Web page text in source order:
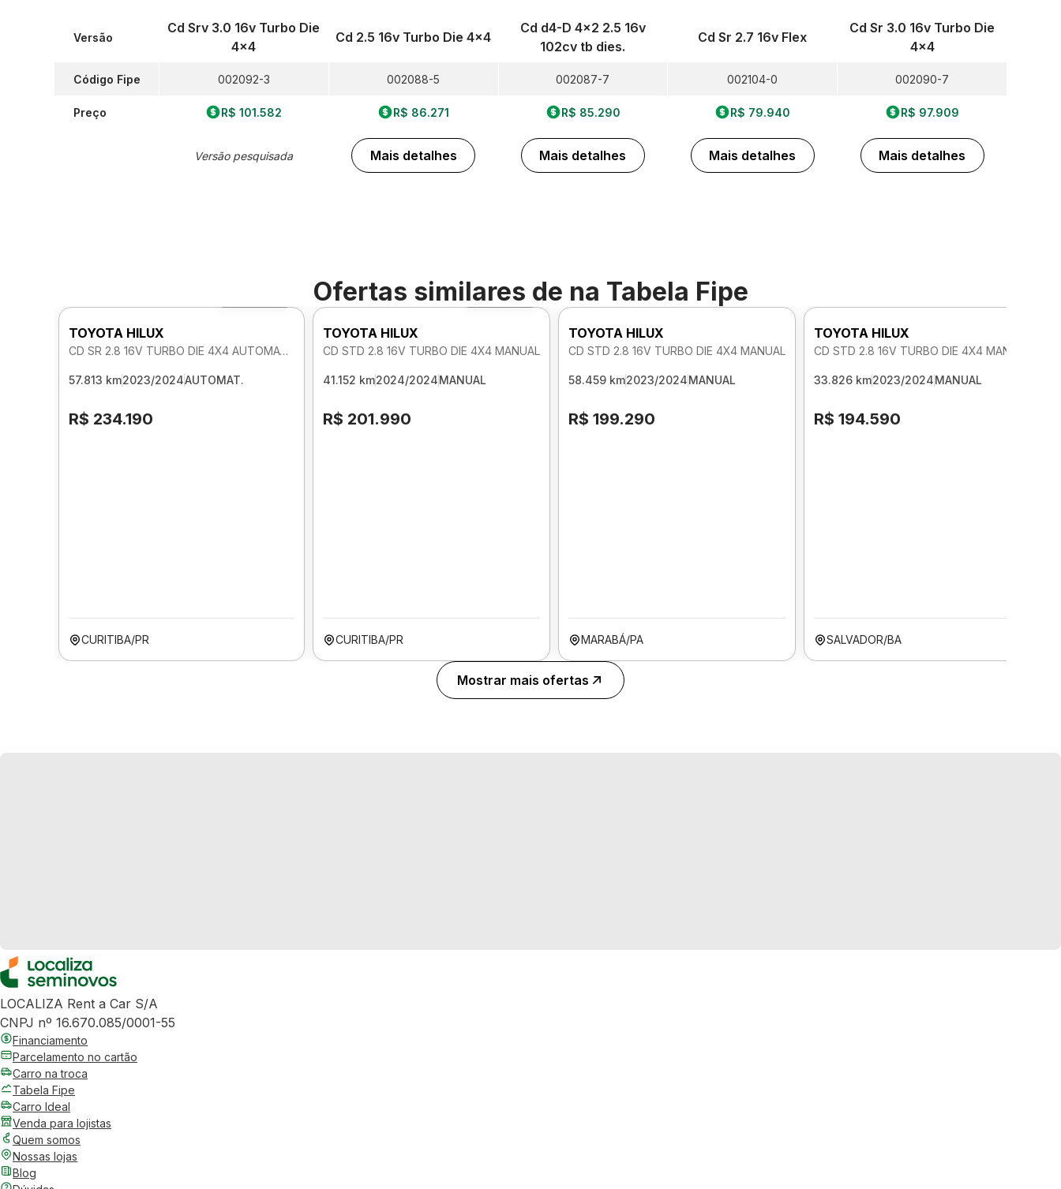
Versão
Código Fipe
Preço
Cd Srv 3.0 16v Turbo Die
4x4
002092-3
R$ 101.582
Versão pesquisada
Cd 2.5 16v Turbo Die 4x4
002088-5
R$ 86.271
Mais detalhes
Cd d4-D 4x2 2.5 16v
102cv tb dies.
002087-7
R$ 85.290
Mais detalhes
Cd Sr 2.7 16v Flex
002104-0
R$ 79.940
Mais detalhes
Cd Sr 3.0 16v Turbo Die
4x4
002090-7
R$ 97.909
Mais detalhes
Ofertas similares de na Tabela Fipe
TOYOTA HILUX
CD SR 2.8 16V TURBO DIE 4X4 AUTOMATICO
57.813 km2023/2024AUTOMAT.
R$ 234.190
CURITIBA/PR
Foto 360º
TOYOTA HILUX
CD STD 2.8 16V TURBO DIE 4X4 MANUAL
41.152 km2024/2024MANUAL
R$ 201.990
CURITIBA/PR
TOYOTA HILUX
CD STD 2.8 16V TURBO DIE 4X4 MANUAL
58.459 km2023/2024MANUAL
R$ 199.290
MARABÁ/PA
TOYOTA HILUX
CD STD 2.8 16V TURBO DIE 4X4 MANUAL
33.826 km2023/2024MANUAL
R$ 194.590
SALVADOR/BA
Mostrar mais ofertas
LOCALIZA Rent a Car S/A
CNPJ nº 16.670.085/0001-55
Financiamento
Parcelamento no cartão
Carro na troca
Tabela Fipe
Carro Ideal
Venda para lojistas
Quem somos
Nossas lojas
Blog